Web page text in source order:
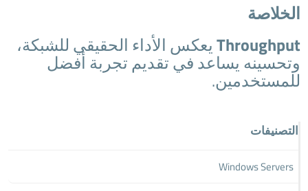
الخلاصة
Throughputيعكس الأداء الحقيقي للشبكة،
وتحسينه يساعد في تقديم تجربة أفضل
للمستخدمين.
التصنيفات
Windows Servers